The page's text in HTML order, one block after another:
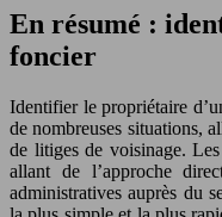
En résumé :
foncier
Identifier le propriétaire
de nombreuses situations,
de litiges de voisinage.
allant de l’approche
administratives auprès du